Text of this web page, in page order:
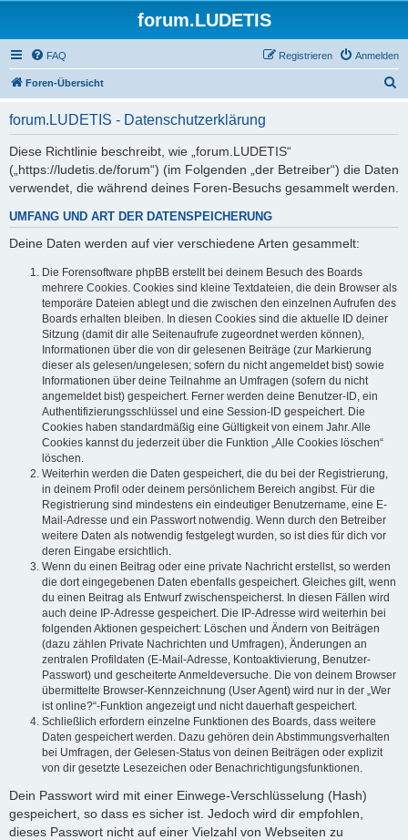
forum.LUDETIS
FAQ Anmelden
Registrieren
Foren-Übersicht
forum.LUDETIS - Datenschutzerklärung
Diese Richtlinie beschreibt, wie „forum.LUDETIS“
(„https://ludetis.de/forum“) (im Folgenden „der Betreiber“) die Daten
verwendet, die während deines Foren-Besuchs gesammelt werden.
UMFANG UND ART DER DATENSPEICHERUNG
Deine Daten werden auf vier verschiedene Arten gesammelt:
Die Forensoftware phpBB erstellt bei deinem Besuch des Boards
mehrere Cookies. Cookies sind kleine Textdateien, die dein Browser als
temporäre Dateien ablegt und die zwischen den einzelnen Aufrufen des
Boards erhalten bleiben. In diesen Cookies sind die aktuelle ID deiner
Sitzung (damit dir alle Seitenaufrufe zugeordnet werden können),
Informationen über die von dir gelesenen Beiträge (zur Markierung
dieser als gelesen/ungelesen; sofern du nicht angemeldet bist) sowie
Informationen über deine Teilnahme an Umfragen (sofern du nicht
angemeldet bist) gespeichert. Ferner werden deine Benutzer-ID, ein
Authentifizierungsschlüssel und eine Session-ID gespeichert. Die
Cookies haben standardmäßig eine Gültigkeit von einem Jahr. Alle
Cookies kannst du jederzeit über die Funktion „Alle Cookies löschen“
löschen.
Weiterhin werden die Daten gespeichert, die du bei der Registrierung,
in deinem Profil oder deinem persönlichem Bereich angibst. Für die
Registrierung sind mindestens ein eindeutiger Benutzername, eine E-
Mail-Adresse und ein Passwort notwendig. Wenn durch den Betreiber
weitere Daten als notwendig festgelegt wurden, so ist dies für dich vor
deren Eingabe ersichtlich.
Wenn du einen Beitrag oder eine private Nachricht erstellst, so werden
die dort eingegebenen Daten ebenfalls gespeichert. Gleiches gilt, wenn
du einen Beitrag als Entwurf zwischenspeicherst. In diesen Fällen wird
auch deine IP-Adresse gespeichert. Die IP-Adresse wird weiterhin bei
folgenden Aktionen gespeichert: Löschen und Ändern von Beiträgen
(dazu zählen Private Nachrichten und Umfragen), Änderungen an
zentralen Profildaten (E-Mail-Adresse, Kontoaktivierung, Benutzer-
Passwort) und gescheiterte Anmeldeversuche. Die von deinem Browser
übermittelte Browser-Kennzeichnung (User Agent) wird nur in der „Wer
ist online?“-Funktion angezeigt und nicht dauerhaft gespeichert.
Schließlich erfordern einzelne Funktionen des Boards, dass weitere
Daten gespeichert werden. Dazu gehören dein Abstimmungsverhalten
bei Umfragen, der Gelesen-Status von deinen Beiträgen oder explizit
von dir gesetzte Lesezeichen oder Benachrichtigungsfunktionen.
Dein Passwort wird mit einer Einwege-Verschlüsselung (Hash)
gespeichert, so dass es sicher ist. Jedoch wird dir empfohlen,
dieses Passwort nicht auf einer Vielzahl von Webseiten zu